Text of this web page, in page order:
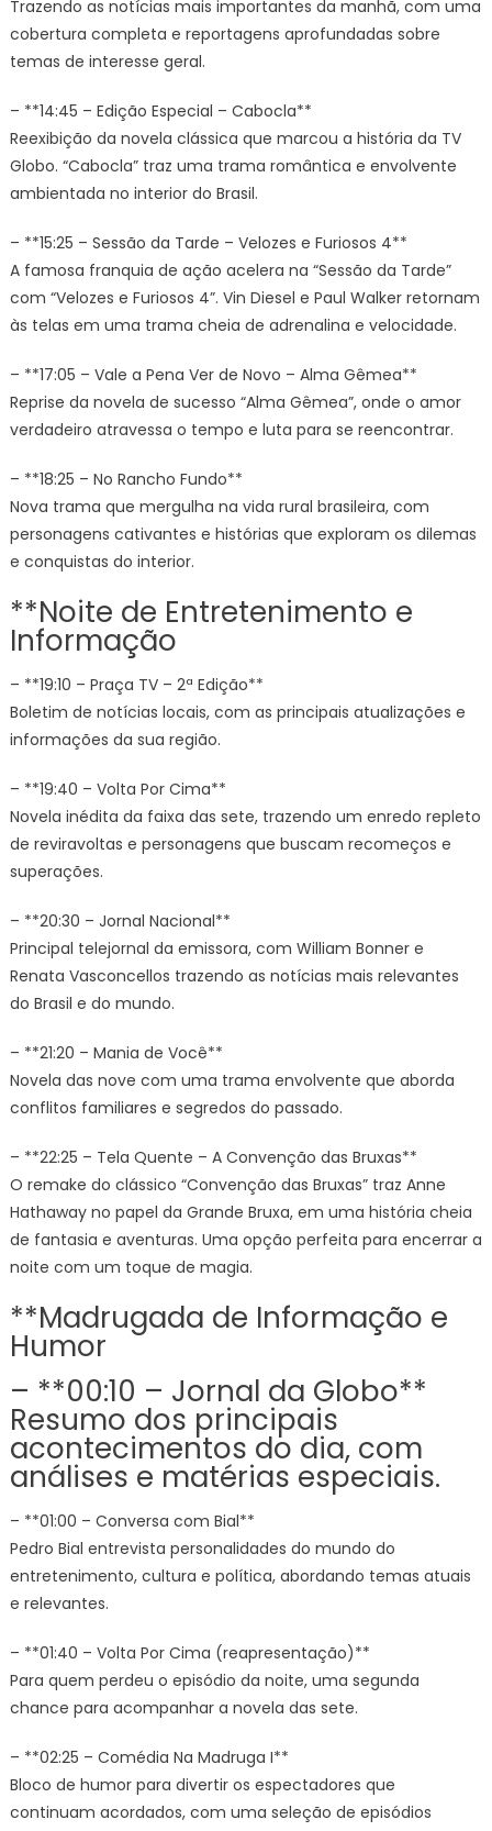
Trazendo as notícias mais importantes da manhã, com uma
cobertura completa e reportagens aprofundadas sobre
temas de interesse geral.
– **14:45 – Edição Especial – Cabocla**
Reexibição da novela clássica que marcou a história da TV
Globo. “Cabocla” traz uma trama romântica e envolvente
ambientada no interior do Brasil.
– **15:25 – Sessão da Tarde – Velozes e Furiosos 4**
A famosa franquia de ação acelera na “Sessão da Tarde”
com “Velozes e Furiosos 4”. Vin Diesel e Paul Walker retornam
às telas em uma trama cheia de adrenalina e velocidade.
– **17:05 – Vale a Pena Ver de Novo – Alma Gêmea**
Reprise da novela de sucesso “Alma Gêmea”, onde o amor
verdadeiro atravessa o tempo e luta para se reencontrar.
– **18:25 – No Rancho Fundo**
Nova trama que mergulha na vida rural brasileira, com
personagens cativantes e histórias que exploram os dilemas
e conquistas do interior.
**Noite de Entretenimento e
Informação
– **19:10 – Praça TV – 2ª Edição**
Boletim de notícias locais, com as principais atualizações e
informações da sua região.
– **19:40 – Volta Por Cima**
Novela inédita da faixa das sete, trazendo um enredo repleto
de reviravoltas e personagens que buscam recomeços e
superações.
– **20:30 – Jornal Nacional**
Principal telejornal da emissora, com William Bonner e
Renata Vasconcellos trazendo as notícias mais relevantes
do Brasil e do mundo.
– **21:20 – Mania de Você**
Novela das nove com uma trama envolvente que aborda
conflitos familiares e segredos do passado.
– **22:25 – Tela Quente – A Convenção das Bruxas**
O remake do clássico “Convenção das Bruxas” traz Anne
Hathaway no papel da Grande Bruxa, em uma história cheia
de fantasia e aventuras. Uma opção perfeita para encerrar a
noite com um toque de magia.
**Madrugada de Informação e
Humor
– **00:10 – Jornal da Globo**
Resumo dos principais
acontecimentos do dia, com
análises e matérias especiais.
– **01:00 – Conversa com Bial**
Pedro Bial entrevista personalidades do mundo do
entretenimento, cultura e política, abordando temas atuais
e relevantes.
– **01:40 – Volta Por Cima (reapresentação)**
Para quem perdeu o episódio da noite, uma segunda
chance para acompanhar a novela das sete.
– **02:25 – Comédia Na Madruga I**
Bloco de humor para divertir os espectadores que
continuam acordados, com uma seleção de episódios